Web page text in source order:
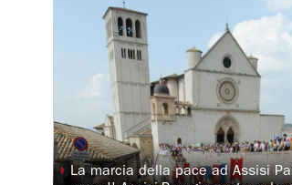
◗ La marcia della pace ad Assisi